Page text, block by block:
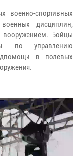
военно-спортивных
дисциплин,
вооружением. Бойцы
по управлению
в полевых